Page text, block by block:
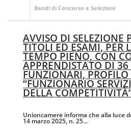
Bandi di Concorso e Selezioni
AVVISO DI SELEZIONE
TITOLI ED ESAMI, PER
TEMPO PIENO, CON
APPRENDISTATO DI
FUNZIONARI, PROFILO
“FUNZIONARIO
DELLA
Unioncamere informa che alla luce
14 marzo 2025, n. 25...